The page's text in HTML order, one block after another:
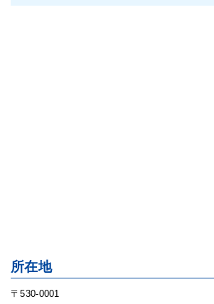
所在地
〒530-0001